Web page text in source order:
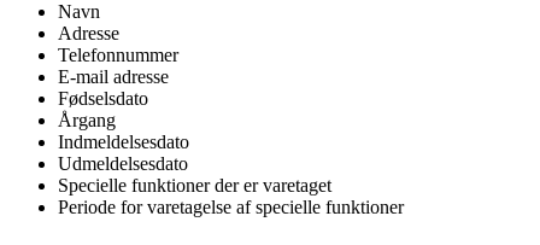
Navn
Adresse
Telefonnummer
E-mail adresse
Fødselsdato
Årgang
Indmeldelsesdato
Udmeldelsesdato
Specielle funktioner der er varetaget
Periode for varetagelse af specielle funktioner